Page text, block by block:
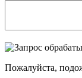
Пожалуйста,